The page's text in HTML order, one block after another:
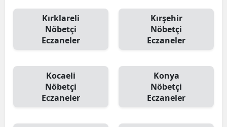
Kırklareli
Nöbetçi
Eczaneler
Kırşehir
Nöbetçi
Eczaneler
Kocaeli
Nöbetçi
Eczaneler
Konya
Nöbetçi
Eczaneler